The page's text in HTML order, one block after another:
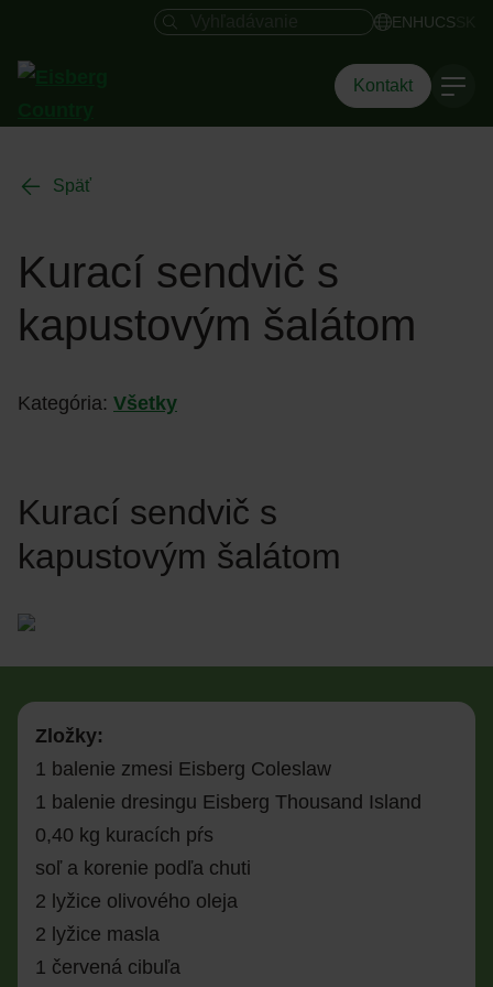
Vyhľadávacie pole ENHUCS
Kontakt
Späť
Kurací sendvič s
kapustovým šalátom
Kategória: Všetky
Kurací sendvič s
kapustovým šalátom
Zložky:
1 balenie zmesi Eisberg Coleslaw
1 balenie dresingu Eisberg Thousand Island
0,40 kg kuracích pŕs
soľ a korenie podľa chuti
2 lyžice olivového oleja
2 lyžice masla
1 červená cibuľa